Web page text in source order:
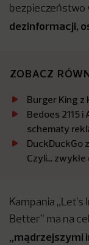
bezpieczeństwo
dezinformacji,
ZOBACZ
Burger King z
Bedoes 2115
schematy
DuckDuckGo
Czyli…
Kampania
Better” ma na
„mądrzejszymi